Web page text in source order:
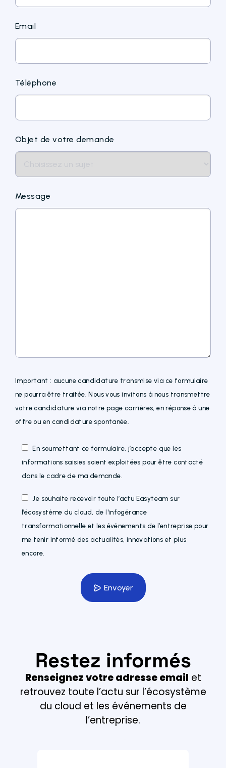
Email
Téléphone
Objet de votre demande
Message
Important : aucune candidature transmise via ce formulaire
ne pourra être traitée. Nous vous invitons à nous transmettre
votre candidature via notre page carrières, en réponse à une
offre ou en candidature spontanée.
En soumettant ce formulaire, j’accepte que les
informations saisies soient exploitées pour être contacté
dans le cadre de ma demande.
Je souhaite recevoir toute l’actu Easyteam sur
l’écosystème du cloud, de l'infogérance
transformationnelle et les événements de l’entreprise pour
me tenir informé des actualités, innovations et plus
encore.
Envoyer
Restez informés
Renseignez votre adresse email et
retrouvez toute l’actu sur l’écosystème
du cloud et les événements de
l’entreprise.